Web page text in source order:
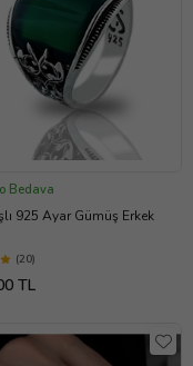
Bedava
925 Ayar Gümüş Erkek
(20)
TL